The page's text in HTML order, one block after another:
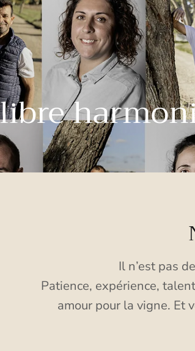
Il n’est pas
Patience, expérience,
amour pour la vigne. Et